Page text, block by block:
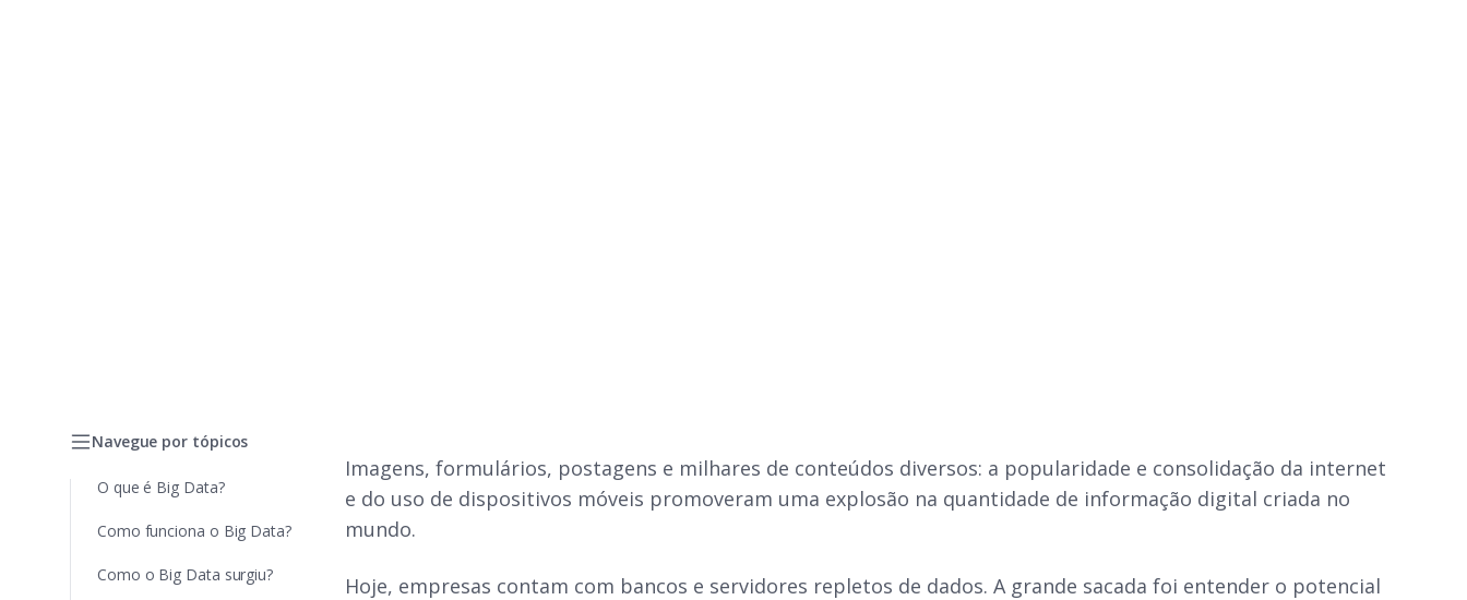
Navegue por tópicos
O que é Big Data?
Como funciona o Big Data?
Como o Big Data surgiu?
Imagens, formulários, postagens e milhares de conteúdos diversos: a popularidade e consolidação da internet
e do uso de dispositivos móveis promoveram uma explosão na quantidade de informação digital criada no
mundo.
Hoje, empresas contam com bancos e servidores repletos de dados. A grande sacada foi entender o potencial